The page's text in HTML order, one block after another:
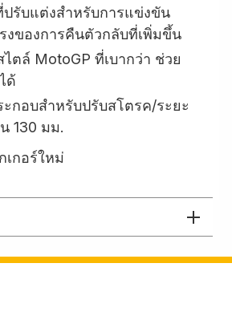
ปรับแต่งสำหรับการแข่งขัน
งของการคืนตัวกลับที่เพิ่มขึ้น
ตล์ MotoGP ที่เบากว่า ช่วย
ด้
กอบสําหรับปรับสโตรค/ระยะ
130 มม.
กอร์ใหม่